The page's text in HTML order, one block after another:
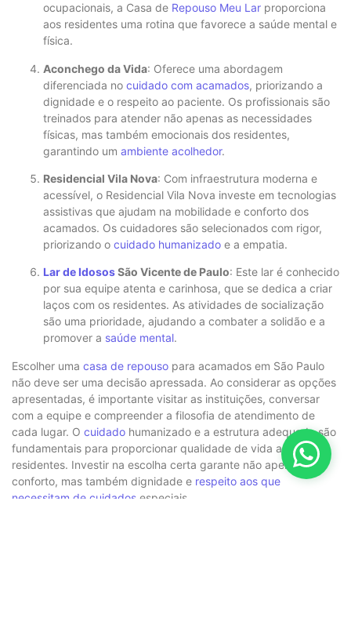
ocupacionais, a Casa de Repouso Meu Lar proporciona
aos residentes uma rotina que favorece a saúde mental e
física.
Aconchego da Vida: Oferece uma abordagem
diferenciada no cuidado com acamados, priorizando a
dignidade e o respeito ao paciente. Os profissionais são
treinados para atender não apenas as necessidades
físicas, mas também emocionais dos residentes,
garantindo um ambiente acolhedor.
Residencial Vila Nova: Com infraestrutura moderna e
acessível, o Residencial Vila Nova investe em tecnologias
assistivas que ajudam na mobilidade e conforto dos
acamados. Os cuidadores são selecionados com rigor,
priorizando o cuidado humanizado e a empatia.
Lar de IdososSão Vicente de Paulo: Este lar é conhecido
por sua equipe atenta e carinhosa, que se dedica a criar
laços com os residentes. As atividades de socialização
são uma prioridade, ajudando a combater a solidão e a
promover a saúde mental.
Escolher uma casa de repouso para acamados em São Paulo
não deve ser uma decisão apressada. Ao considerar as opções
apresentadas, é importante visitar as instituições, conversar
com a equipe e compreender a filosofia de atendimento de
cada lugar. O cuidado humanizado e a estrutura adequada são
fundamentais para proporcionar qualidade de vida aos
residentes. Investir na escolha certa garante não apenas
conforto, mas também dignidade e respeito aos que
necessitam de cuidados especiais.